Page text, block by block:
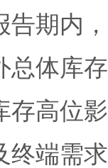
告期内
总体库
存高位
终端需